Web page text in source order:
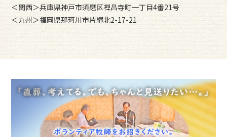
＜関西＞兵庫県神戸市須磨区禅昌寺町一丁目4番21号
＜九州＞福岡県那珂川市片縄北2-17-21